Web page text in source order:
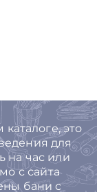
это
для
на час или
с сайта
бани с